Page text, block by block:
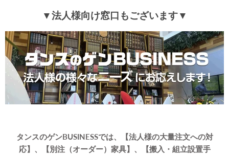
▼法人様向け窓口もございます▼
タンスのゲンBUSINESSでは、【法人様の大量注文への対
応】、【別注（オーダー）家具】、【搬入・組立設置手